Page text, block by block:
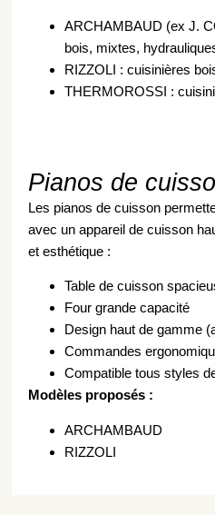
ARCHAMBAUD (ex J.
bois, mixtes,
RIZZOLI : cuisinières
THERMOROSSI :
Pianos de
Les pianos de cuisson
avec un appareil de cuisson
et esthétique :
Table de cuisson
Four grande capacité
Design haut de gamme
Commandes
Compatible tous styles
Modèles proposés :
ARCHAMBAUD
RIZZOLI